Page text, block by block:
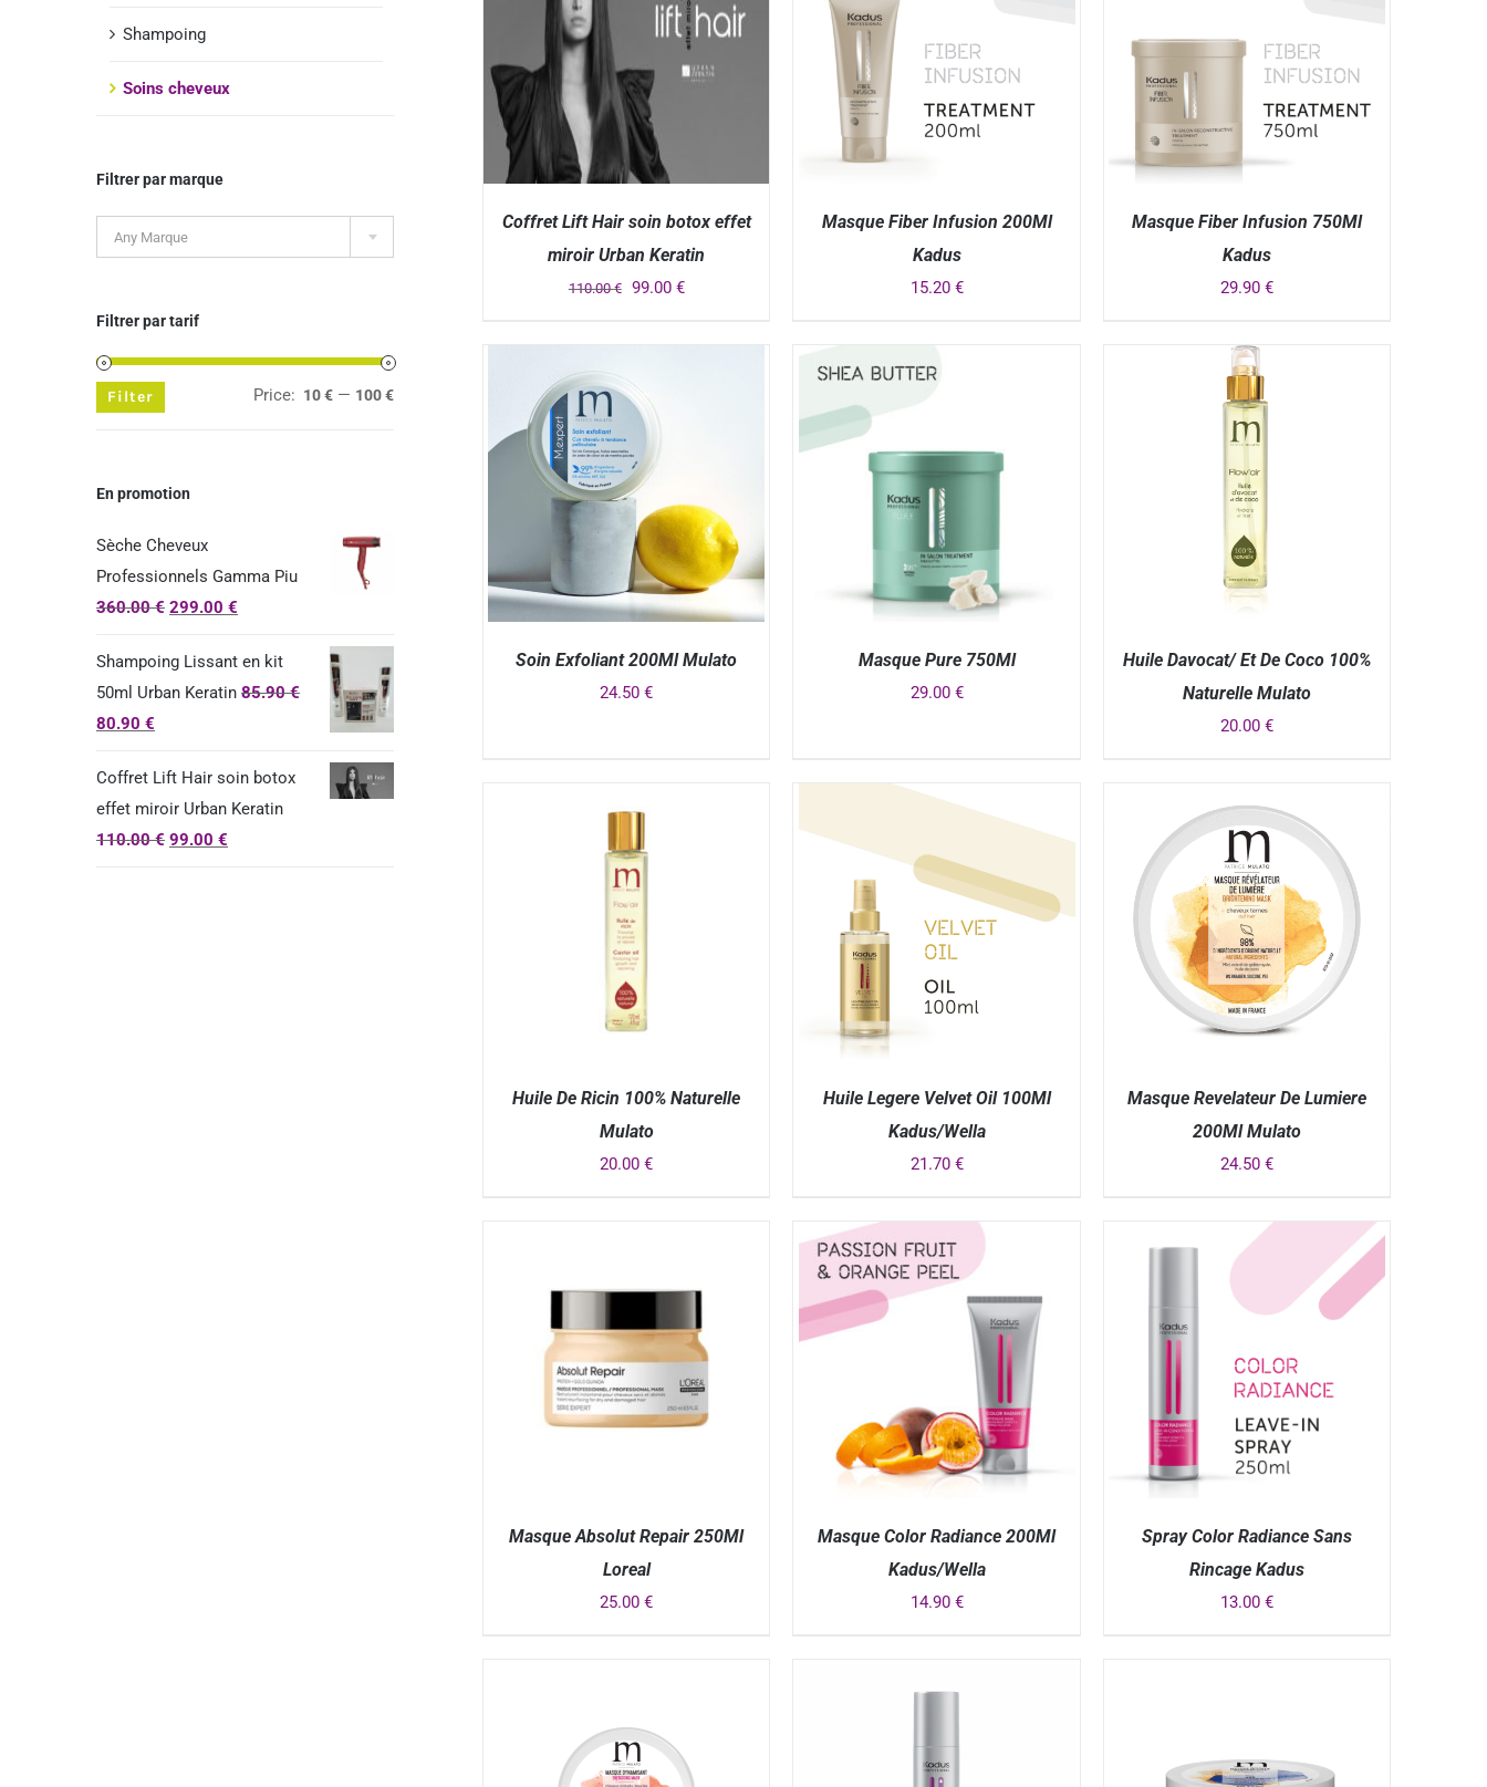
Coffret Lift Hair soin botox effet
miroir Urban Keratin
110.00€ 99.00 €
Masque Fiber Infusion 200Ml
Kadus
15.20 €
Masque Fiber Infusion 750Ml
Kadus
29.90 €
Soin Exfoliant 200Ml Mulato
24.50€
Masque Pure 750Ml
29.00 €
Huile Davocat/ Et De Coco 100%
Naturelle Mulato
20.00 €
Huile De Ricin 100% Naturelle
Mulato
20.00€
Huile Legere Velvet Oil 100Ml
Kadus/Wella
21.70 €
Masque Revelateur De Lumiere
200Ml Mulato
24.50 €
Masque Absolut Repair 250Ml
Loreal
25.00€
Masque Color Radiance 200Ml
Kadus/Wella
14.90 €
Spray Color Radiance Sans
Rincage Kadus
13.00 €
Shampoing
Soins cheveux
Filtrer par marque
Any Marque
Filtrer par tarif
Min
Max
Filter Price: 10 € — 100 €
En promotion
Sèche Cheveux
Professionnels Gamma Piu
360.00€ 299.00 €
Shampoing Lissant en kit
50ml Urban Keratin 85.90€
80.90 €
Coffret Lift Hair soin botox
effet miroir Urban Keratin
110.00€ 99.00 €